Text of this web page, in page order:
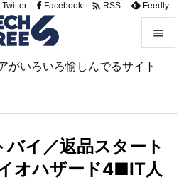
がいろいろ愉しんでるサイト


サイド

前へ

Twitter Facebook  RSS Feedly
イ／返品スタート
オハザード4■IT人